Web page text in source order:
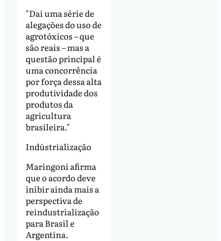
"Daí uma série de
alegações do uso de
agrotóxicos – que
são reais – mas a
questão principal é
uma concorrência
por força dessa alta
produtividade dos
produtos da
agricultura
brasileira."
Indústrialização
Maringoni afirma
que o acordo deve
inibir ainda mais a
perspectiva de
reindustrialização
para Brasil e
Argentina.